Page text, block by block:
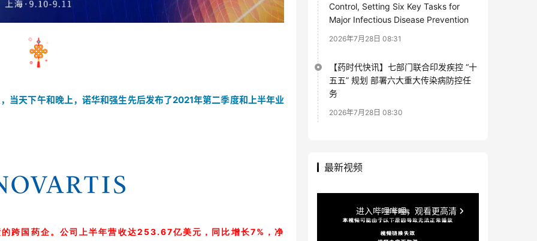
当天下午和晚上，诺华和强生先后发布了2021年第二季度和上半年业
跨国药企。公司上半年营收达253.67亿美元，同比增长7%，净
Control, Setting Six Key Tasks for
Major Infectious Disease Prevention
2026年7月28日 08:31
【药时代快讯】七部门联合印发疾控 “十
五五” 规划 部署六大重大传染病防控任
务
2026年7月28日 08:30
最新视频